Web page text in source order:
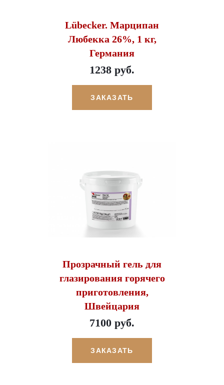
Lübecker. Марципан
Любекка 26%, 1 кг,
Германия
1238 руб.
ЗАКАЗАТЬ
Прозрачный гель для
глазирования горячего
приготовления,
Швейцария
7100 руб.
ЗАКАЗАТЬ